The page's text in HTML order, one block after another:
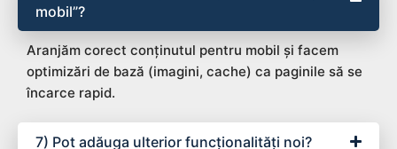
mobil”?
Aranjăm corect conținutul pentru mobil și facem
optimizări de bază (imagini, cache) ca paginile să se
încarce rapid.
7) Pot adăuga ulterior funcționalități noi?